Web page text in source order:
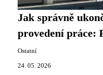
Jak správně
provedení práce:
Ostatní
24. 05. 2026